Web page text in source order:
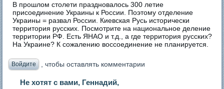
В прошлом столети праздновалось 300 летие
присоединение Украины к России. Поэтому отделение
Украины = развал России. Киевская Русь исторически
территория русских. Посмотрите на национальное деление
территории РФ. Есть ЯНАО и т.д., а где территория русских?
На Украине? К сожалению воссоединение не планируется.
Войдите , чтобы оставлять комментарии
Не хотят с вами, Геннадий,